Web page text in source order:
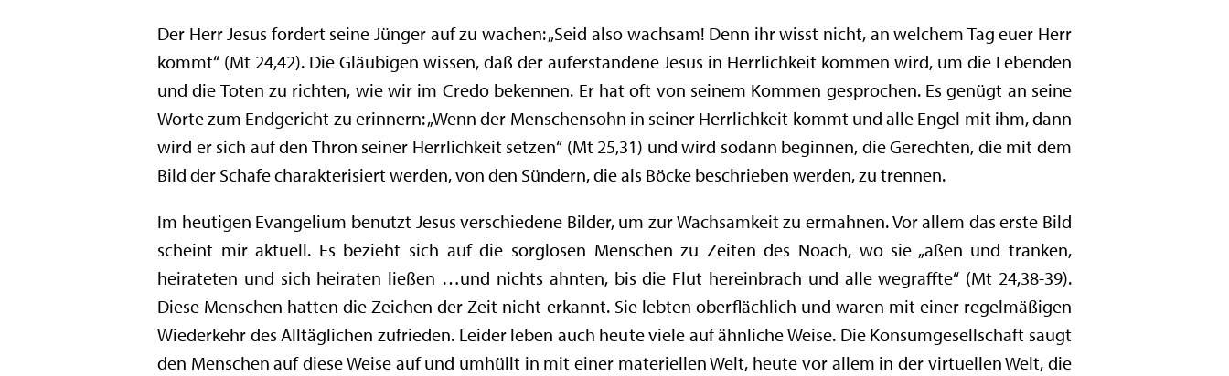
Der Herr Jesus fordert seine Jünger auf zu wachen: „Seid also wachsam! Denn ihr wisst nicht, an welchem Tag euer Herr
kommt“ (Mt 24,42). Die Gläubigen wissen, daß der auferstandene Jesus in Herrlichkeit kommen wird, um die Lebenden
und die Toten zu richten, wie wir im Credo bekennen. Er hat oft von seinem Kommen gesprochen. Es genügt an seine
Worte zum Endgericht zu erinnern: „Wenn der Menschensohn in seiner Herrlichkeit kommt und alle Engel mit ihm, dann
wird er sich auf den Thron seiner Herrlichkeit setzen“ (Mt 25,31) und wird sodann beginnen, die Gerechten, die mit dem
Bild der Schafe charakterisiert werden, von den Sündern, die als Böcke beschrieben werden, zu trennen.
Im heutigen Evangelium benutzt Jesus verschiedene Bilder, um zur Wachsamkeit zu ermahnen. Vor allem das erste Bild
scheint mir aktuell. Es bezieht sich auf die sorglosen Menschen zu Zeiten des Noach, wo sie „aßen und tranken,
heirateten und sich heiraten ließen …und nichts ahnten, bis die Flut hereinbrach und alle wegraffte“ (Mt 24,38-39).
Diese Menschen hatten die Zeichen der Zeit nicht erkannt. Sie lebten oberflächlich und waren mit einer regelmäßigen
Wiederkehr des Alltäglichen zufrieden. Leider leben auch heute viele auf ähnliche Weise. Die Konsumgesellschaft saugt
den Menschen auf diese Weise auf und umhüllt in mit einer materiellen Welt, heute vor allem in der virtuellen Welt, die